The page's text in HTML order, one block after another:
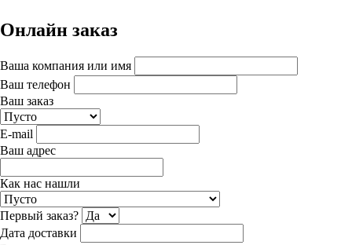
Онлайн заказ
Ваша компания или имя
Ваш телефон
Ваш заказ
E-mail
Ваш адрес
Как нас нашли
Первый заказ?
Дата доставки